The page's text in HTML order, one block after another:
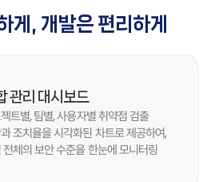
게, 개발은 편리하게
관리 대시보드
트별, 팀별, 사용자별 취약점 검출
조치율을 시각화된 차트로 제공하여,
전체의 보안 수준을 한눈에 모니터링